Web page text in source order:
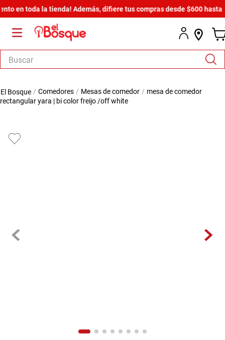
la tienda! Además, difiere tus compras desde $600 hasta en 12
Buscar
comedores mesas de comedor
mesa de comedor
rectangular yara | bi color freijo /off white
1.
salas
.
9.